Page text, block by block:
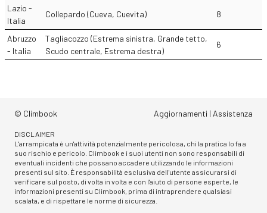
Lazio -
Italia
Collepardo (Cueva, Cuevita) 8
Abruzzo
- Italia
Tagliacozzo (Estrema sinistra, Grande tetto,
Scudo centrale, Estrema destra)
6
© Climbook Aggiornamenti | Assistenza
DISCLAIMER
L'arrampicata è un'attività potenzialmente pericolosa, chi la pratica lo fa a
suo rischio e pericolo. Climbook e i suoi utenti non sono responsabili di
eventuali incidenti che possano accadere utilizzando le informazioni
presenti sul sito. È responsabilità esclusiva dell'utente assicurarsi di
verificare sul posto, di volta in volta e con l'aiuto di persone esperte, le
informazioni presenti su Climbook, prima di intraprendere qualsiasi
scalata, e di rispettare le norme di sicurezza.